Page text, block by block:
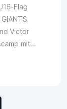
Flag
Victor
mit...